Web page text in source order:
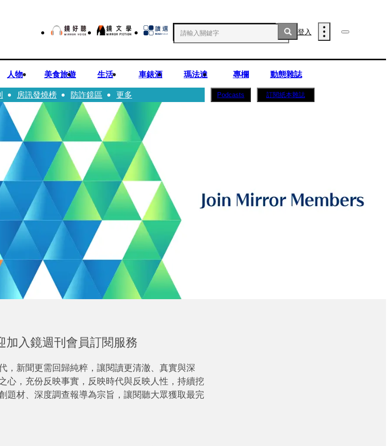
登入
人物 美食旅遊 生活 車錶酒 瑪法達 專欄
動態雜誌
房訊發燒榜 防詐鏡區 更多 Podcasts 訂閱紙本雜誌
加入鏡週刊會員訂閱服務
，新聞更需回歸純粹，讓閱讀更清澈、真實與深
心，充份反映事實，反映時代與反映人性，持續挖
題材、深度調查報導為宗旨，讓閱聽大眾獲取最完